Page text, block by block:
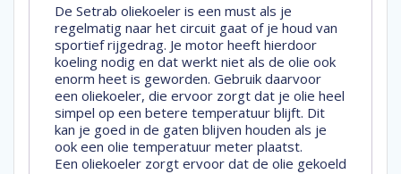
De Setrab oliekoeler is een must als je
regelmatig naar het circuit gaat of je houd van
sportief rijgedrag. Je motor heeft hierdoor
koeling nodig en dat werkt niet als de olie ook
enorm heet is geworden. Gebruik daarvoor
een oliekoeler, die ervoor zorgt dat je olie heel
simpel op een betere temperatuur blijft. Dit
kan je goed in de gaten blijven houden als je
ook een olie temperatuur meter plaatst.
Een oliekoeler zorgt ervoor dat de olie gekoeld